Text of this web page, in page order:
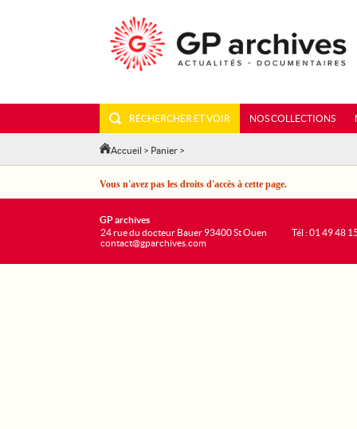
RECHERCHER ET VOIR NOS COLLECTIONS
Accueil > Panier >
Vous n'avez pas les droits d'accès à cette page.
GP archives
24 rue du docteur Bauer 93400 St Ouen
contact@gparchives.com
Tél : 01 49 48